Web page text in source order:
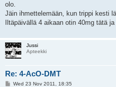
olo.
Jäin ihmettelemään, kun trippi kesti
Iltäpäivällä 4 aikaan otin 40mg tätä
Jussi
Apteekki
Re: 4-AcO-DMT
PWed 23 Nov 2011, 18:35